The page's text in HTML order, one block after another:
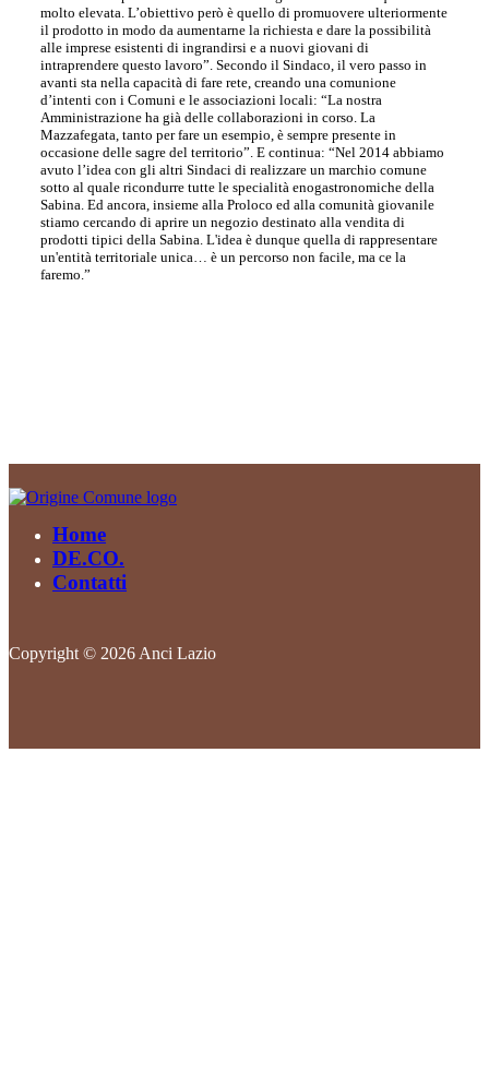
molto elevata. L’obiettivo però è quello di promuovere ulteriormente
il prodotto in modo da aumentarne la richiesta e dare la possibilità
alle imprese esistenti di ingrandirsi e a nuovi giovani di
intraprendere questo lavoro”. Secondo il Sindaco, il vero passo in
avanti sta nella capacità di fare rete, creando una comunione
d’intenti con i Comuni e le associazioni locali: “La nostra
Amministrazione ha già delle collaborazioni in corso. La
Mazzafegata, tanto per fare un esempio, è sempre presente in
occasione delle sagre del territorio”. E continua: “Nel 2014 abbiamo
avuto l’idea con gli altri Sindaci di realizzare un marchio comune
sotto al quale ricondurre tutte le specialità enogastronomiche della
Sabina. Ed ancora, insieme alla Proloco ed alla comunità giovanile
stiamo cercando di aprire un negozio destinato alla vendita di
prodotti tipici della Sabina. L'idea è dunque quella di rappresentare
un'entità territoriale unica… è un percorso non facile, ma ce la
faremo.”
Home
DE.CO.
Contatti
Copyright © 2026 Anci Lazio